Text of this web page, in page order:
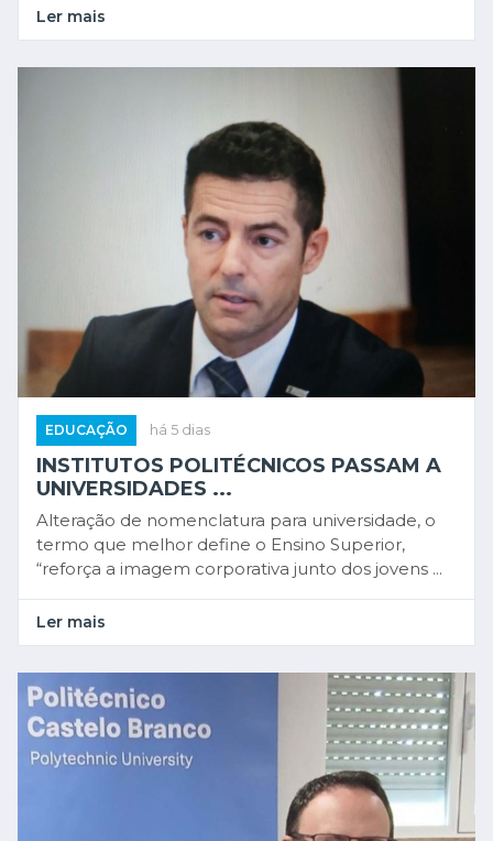
Ler mais
EDUCAÇÃO há 5 dias
INSTITUTOS POLITÉCNICOS PASSAM A
UNIVERSIDADES ...
Alteração de nomenclatura para universidade, o
termo que melhor define o Ensino Superior,
“reforça a imagem corporativa junto dos jovens ...
Ler mais